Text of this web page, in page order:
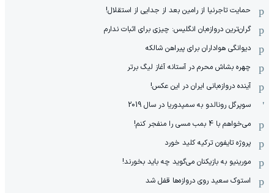
حمایت تاجرنیا از رامین بعد از جدایی از استقلال!
گران‌ترین دروازه‌بان انگلیس: چیزی برای اثبات ندارم
دیوانگی هواداران برای پیراهن شالکه
چهره بشاش محرم در آستانه آغاز لیگ برتر
آینده دروازه‌بانی ایران در این عکس!
سوپرگل رونالدو به سمپدوریا در سال 2019
می‌خواهم با 4 بمب مسی را منفجر کنم!
پروژه تایفون ترکیه کلید خورد
مورینیو به بازیکنان می‌گوید چه باید بخورند!
استوک سعید روی دروازه‌ها قفل شد